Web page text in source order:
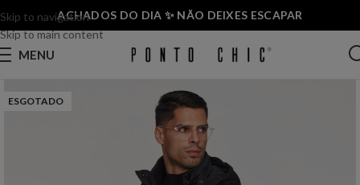
Skip to navigation
Skip to main content
ACHADOS DO DIA ✨ NÃO DEIXES ESCAPAR
MENU
ESGOTADO